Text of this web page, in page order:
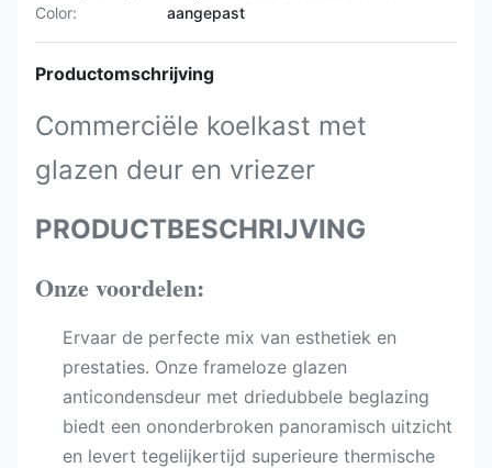
Color:
aangepast
Productomschrijving
Commerciële koelkast met
glazen deur en vriezer
PRODUCTBESCHRIJVING
Onze voordelen:
Ervaar de perfecte mix van esthetiek en
prestaties. Onze frameloze glazen
anticondensdeur met driedubbele beglazing
biedt een ononderbroken panoramisch uitzicht
en levert tegelijkertijd superieure thermische